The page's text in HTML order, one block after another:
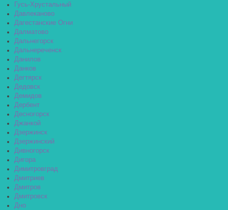
Гусь-Хрустальный
Давлеканово
Дагестанские Огни
Далматово
Дальнегорск
Дальнереченск
Данилов
Данков
Дегтярск
Дедовск
Демидов
Дербент
Десногорск
Джанкой
Дзержинск
Дзержинский
Дивногорск
Дигора
Димитровград
Дмитриев
Дмитров
Дмитровск
Дно